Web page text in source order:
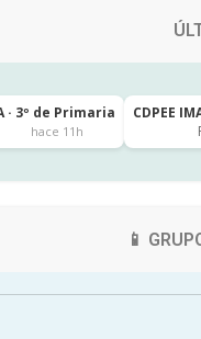
· 3º de Primaria
hace 11h
CDPEE
📱